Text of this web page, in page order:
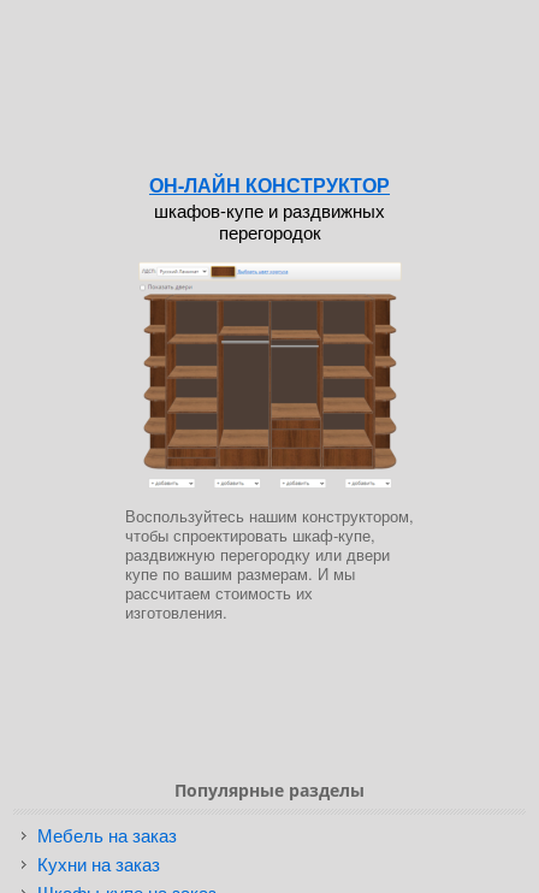
ОН-ЛАЙН КОНСТРУКТОР
шкафов-купе и раздвижных
перегородок
Воспользуйтесь нашим конструктором,
чтобы спроектировать шкаф-купе,
раздвижную перегородку или двери
купе по вашим размерам. И мы
рассчитаем стоимость их
изготовления.
Популярные разделы
Мебель на заказ
Кухни на заказ